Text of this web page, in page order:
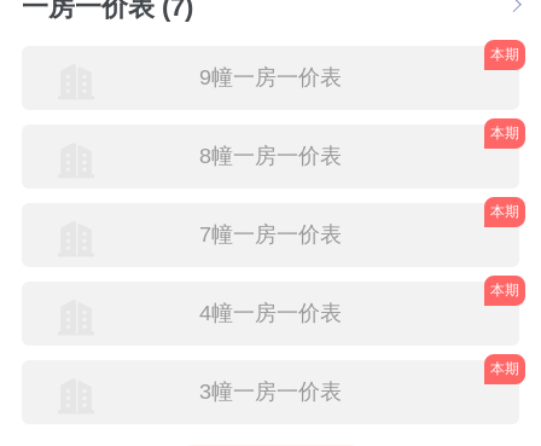
一房一价表 (7)
9幢一房一价表
本期
8幢一房一价表
本期
7幢一房一价表
本期
4幢一房一价表
本期
3幢一房一价表
本期